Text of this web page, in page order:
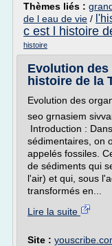
Thèmes liés :
de l eau de vie /
c est l histoire
histoire
Evolution
histoire de la
Evolution des
seo grnasiem
Introduction :
sédimentaires, on
appelés fossiles.
de sédiments qui
l'air) et qui, sous
transformés en...
Lire la suite
Site :